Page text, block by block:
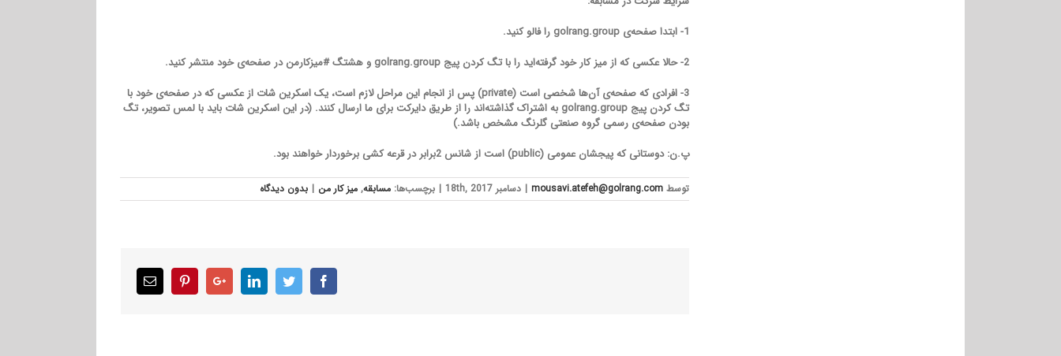
1- ابتدا صفحه‌ی golrang.group را فالو کنید.
2- حالا عکسی که از میز کار خود گرفته‌اید را با تگ کردن پیج golrang.group و هشتگ #میزکارمن در صفحه‌ی خود منتشر کنید.
3- افرادی که صفحه‌ی آن‌ها شخصی است (private) پس از انجام این مراحل لازم است، یک اسکرین شات از عکسی که در صفحه‌ی خود با
تگ کردن پیج golrang.group به اشتراک گذاشته‌اند را از طریق دایرکت برای ما ارسال کنند. (در این اسکرین شات باید با لمس تصویر، تگ
بودن صفحه‌ی رسمی گروه صنعتی گلرنگ مشخص باشد.)
پ.ن: دوستانی که پیجشان عمومی (public) است از شانس 2برابر در قرعه کشی برخوردار خواهند بود.
توسطmousavi.atefeh@golrang.com
| دسامبر 18th, 2017 | برچسب‌ها:مسابقه,میز کار من | بدون ديدگاه
Facebook
Twitter
LinkedIn
Google+
Pinterest
Email